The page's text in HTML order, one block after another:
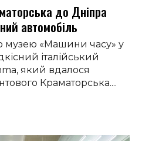
до Дніпра
автомобіль
музею «Машини часу» у
італійський
який вдалося
Краматорська....